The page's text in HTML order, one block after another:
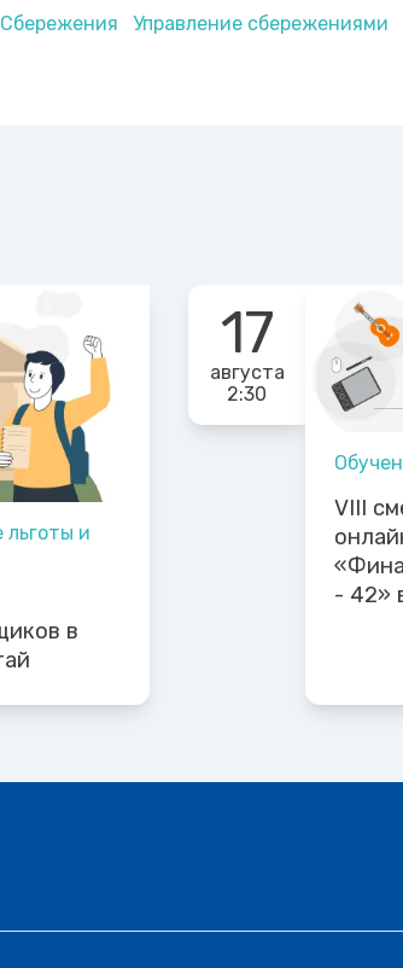
Сбережения
Управление сбережениями
льготы и
в
17
августа
2:30
VIII
- 42»